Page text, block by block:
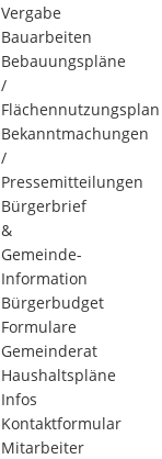
Vergabe
Bauarbeiten
Bebauungspläne
/
Flächennutzungsplan
Bekanntmachungen
/
Pressemitteilungen
Bürgerbrief
&
Gemeinde-
Information
Bürgerbudget
Formulare
Gemeinderat
Haushaltspläne
Infos
Kontaktformular
Mitarbeiter